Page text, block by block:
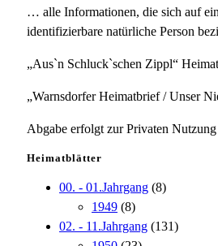
… alle Informationen, die sich auf
identifizierbare natürliche Person
„Aus`n Schluck`schen Zippl“
„Warnsdorfer Heimatbrief / Unser
Abgabe erfolgt zur Privaten
Heimatblätter
00. - 01.Jahrgang (8)
1949 (8)
02. - 11.Jahrgang (131)